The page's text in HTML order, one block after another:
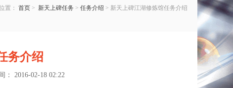
置： 首页 > 新天上碑任务 > 任务介绍 > 新天上碑江湖修炼馆任务介绍
务介绍
： 2016-02-18 02:22